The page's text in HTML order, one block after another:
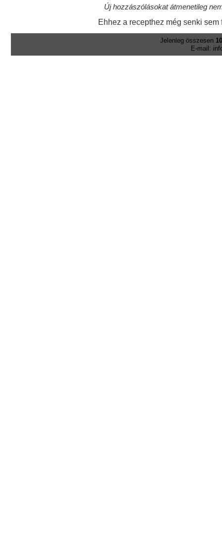
Új hozzászólásokat átmenetileg
Ehhez a recepthez még senki sem
Jelenleg összesen
E-mail: